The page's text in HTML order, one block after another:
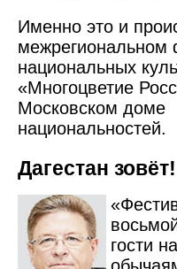
Именно это и
межрегиональном
национальных
«Многоцветие
Московском доме
национальностей.
Дагестан зовёт!
гости